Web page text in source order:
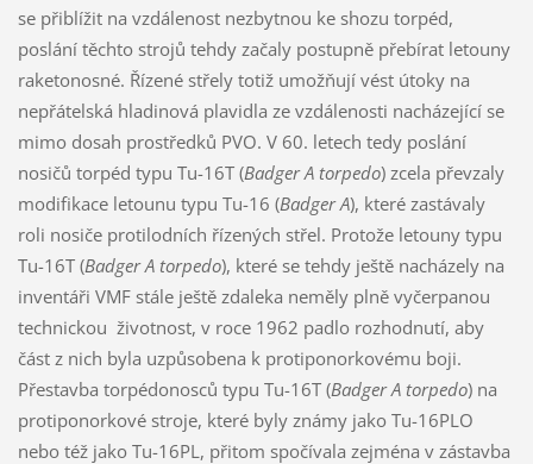
se přiblížit na vzdálenost nezbytnou ke shozu torpéd,
poslání těchto strojů tehdy začaly postupně přebírat letouny
raketonosné. Řízené střely totiž umožňují vést útoky na
nepřátelská hladinová plavidla ze vzdálenosti nacházející se
mimo dosah prostředků PVO. V 60. letech tedy poslání
nosičů torpéd typu Tu-16T (Badger A torpedo) zcela převzaly
modifikace letounu typu Tu-16 (Badger A), které zastávaly
roli nosiče protilodních řízených střel. Protože letouny typu
Tu-16T (Badger A torpedo), které se tehdy ještě nacházely na
inventáři VMF stále ještě zdaleka neměly plně vyčerpanou
technickou životnost, v roce 1962 padlo rozhodnutí, aby
část z nich byla uzpůsobena k protiponorkovému boji.
Přestavba torpédonosců typu Tu-16T (Badger A torpedo) na
protiponorkové stroje, které byly známy jako Tu-16PLO
nebo též jako Tu-16PL, přitom spočívala zejména v zástavba